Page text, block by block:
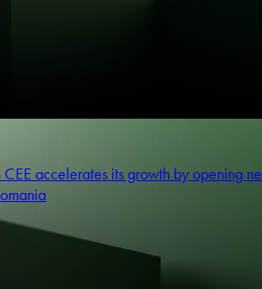
CEE accelerates its growth by opening